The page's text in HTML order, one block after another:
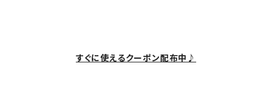
すぐに使えるクーポン配布中♪